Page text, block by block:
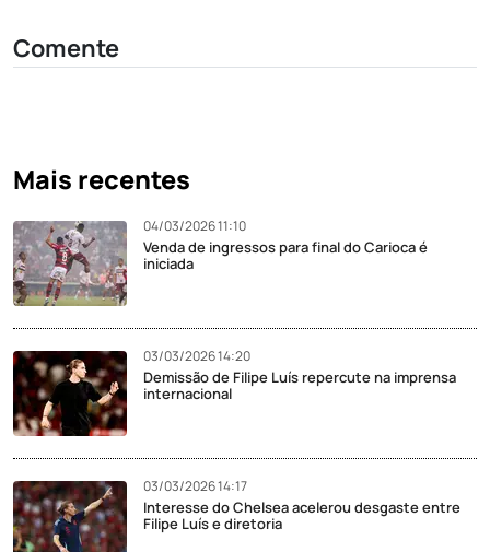
Comente
Mais recentes
04/03/2026 11:10
Venda de ingressos para final do Carioca é
iniciada
03/03/2026 14:20
Demissão de Filipe Luís repercute na imprensa
internacional
03/03/2026 14:17
Interesse do Chelsea acelerou desgaste entre
Filipe Luís e diretoria